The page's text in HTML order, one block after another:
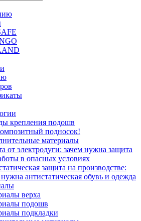
крепления подошв
подносок!
материалы
от электродуги: зачем нужна защита
в опасных условиях
защита на производстве:
нужна антистатическая обувь и одежда
верха
подошв
подкладки